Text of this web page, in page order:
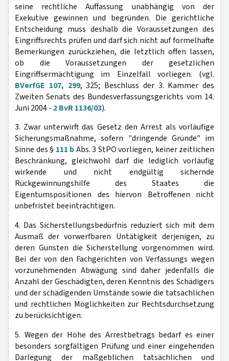
seine rechtliche Auffassung unabhängig von der
Exekutive gewinnen und begründen. Die gerichtliche
Entscheidung muss deshalb die Voraussetzungen des
Eingriffsrechts prüfen und darf sich nicht auf formelhafte
Bemerkungen zurückziehen, die letztlich offen lassen,
ob die Voraussetzungen der gesetzlichen
Eingriffsermächtigung im Einzelfall vorliegen. (vgl.
BVerfGE 107, 299, 325; Beschluss der 3. Kammer des
Zweiten Senats des Bundesverfassungsgerichts vom 14.
Juni 2004 - 2 BvR 1136/03).
3. Zwar unterwirft das Gesetz den Arrest als vorläufige
Sicherungsmaßnahme, sofern "dringende Gründe" im
Sinne des § 111 bAbs. 3 StPO vorliegen, keiner zeitlichen
Beschränkung, gleichwohl darf die lediglich vorläufig
wirkende und nicht endgültig sichernde
Rückgewinnungshilfe des Staates die
Eigentumspositionen des hiervon Betroffenen nicht
unbefristet beeinträchtigen.
4. Das Sicherstellungsbedürfnis reduziert sich mit dem
Ausmaß der vorwerfbaren Untätigkeit derjenigen, zu
deren Gunsten die Sicherstellung vorgenommen wird.
Bei der von den Fachgerichten von Verfassungs wegen
vorzunehmenden Abwägung sind daher jedenfalls die
Anzahl der Geschädigten, deren Kenntnis des Schädigers
und der schädigenden Umstände sowie die tatsächlichen
und rechtlichen Möglichkeiten zur Rechtsdurchsetzung
zu berücksichtigen.
5. Wegen der Höhe des Arrestbetrags bedarf es einer
besonders sorgfältigen Prüfung und einer eingehenden
Darlegung der maßgeblichen tatsächlichen und